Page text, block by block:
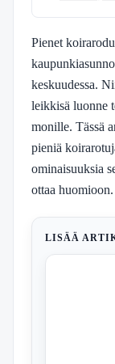
Pienet
keskuudessa.
leikkisä luonne
monille. Tässä
pieniä
ominaisuuksia
ottaa huomioon.
LISÄÄ